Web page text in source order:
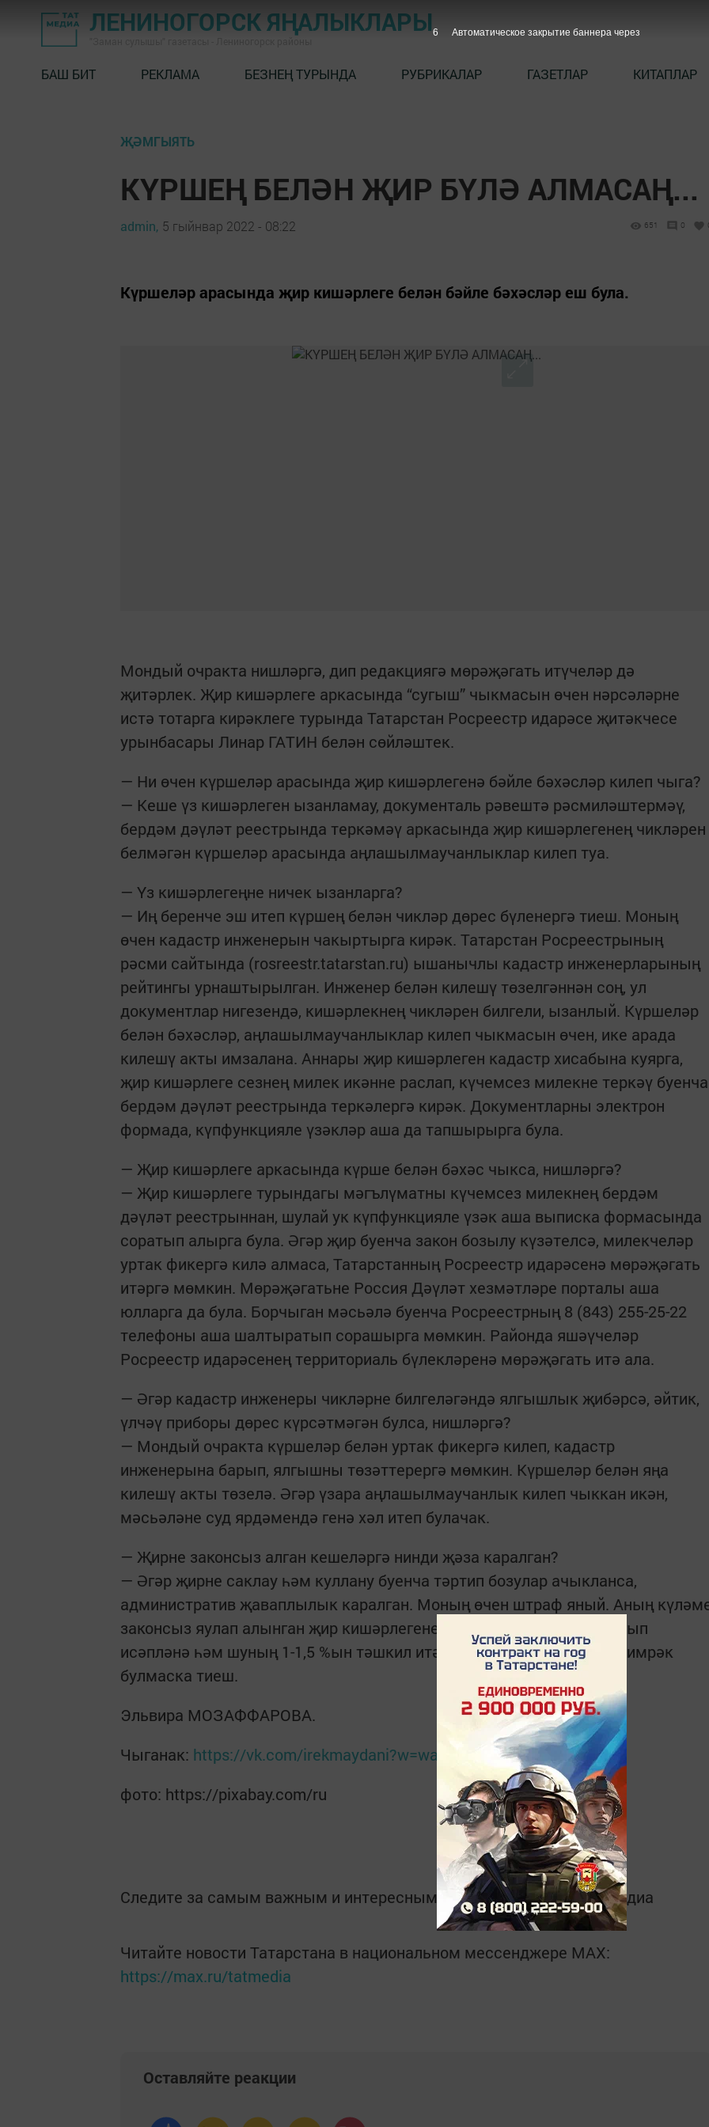
ЛЕНИНОГОРСК ЯҢАЛЫКЛАРЫ
БАШ БИТ РЕКЛАМА БЕЗНЕҢ ТУРЫНДА РУБРИКАЛАР ГАЗЕТЛАР КИТАПЛАР
ҖӘМГЫЯТЬ
КҮРШЕҢ БЕЛӘН ҖИР БҮЛӘ АЛМАСАҢ...
admin, 5 гыйнвар 2022 - 08:22 651 0
Күршеләр арасында җир кишәрлеге белән бәйле бәхәсләр еш була.
Мондый очракта нишләргә, дип редакциягә мөрәҗәгать итүчеләр дә
җитәрлек. Җир кишәрлеге аркасында “сугыш” чыкмасын өчен нәрсәләрне
истә тотарга кирәклеге турында Татарстан Росреестр идарәсе җитәкчесе
урынбасары Линар ГАТИН белән сөйләштек.
— Ни өчен күршеләр арасында җир кишәрлегенә бәйле бәхәсләр килеп чыга?
— Кеше үз кишәрлеген ызанламау, документаль рәвештә рәсмиләштермәү,
бердәм дәүләт реестрында теркәмәү аркасында җир кишәрлегенең чикләрен
белмәгән күршеләр арасында аңлашылмаучанлыклар килеп туа.
— Үз кишәрлегеңне ничек ызанларга?
— Иң беренче эш итеп күршең белән чикләр дөрес бүленергә тиеш. Моның
өчен кадастр инженерын чакыртырга кирәк. Татарстан Росреестрының
рәсми сайтында (rosreestr.tatarstan.ru) ышанычлы кадастр инженерларының
рейтингы урнаштырылган. Инженер белән килешү төзелгәннән соң, ул
документлар нигезендә, кишәрлекнең чикләрен билгели, ызанлый. Күршеләр
белән бәхәсләр, аңлашылмаучанлыклар килеп чыкмасын өчен, ике арада
килешү акты имзалана. Аннары җир кишәрлеген кадастр хисабына куярга,
җир кишәрлеге сезнең милек икәнне раслап, күчемсез милекне теркәү буенча
бердәм дәүләт реестрында теркәлергә кирәк. Документларны электрон
формада, күпфункцияле үзәкләр аша да тапшырырга була.
— Җир кишәрлеге аркасында күрше белән бәхәс чыкса, нишләргә?
— Җир кишәрлеге турындагы мәгълүматны күчемсез милекнең бердәм
дәүләт реестрыннан, шулай ук күпфункцияле үзәк аша выписка формасында
соратып алырга була. Әгәр җир буенча закон бозылу күзәтелсә, милекчеләр
уртак фикергә килә алмаса, Татарстанның Росреестр идарәсенә мөрәҗәгать
итәргә мөмкин. Мөрәҗәгатьне Россия Дәүләт хезмәтләре порталы аша
юлларга да була. Борчыган мәсьәлә буенча Росреестрның 8 (843) 255-25-22
телефоны аша шалтыратып сорашырга мөмкин. Районда яшәүчеләр
Росреестр идарәсенең территориаль бүлекләренә мөрәҗәгать итә ала.
— Әгәр кадастр инженеры чикләрне билгеләгәндә ялгышлык җибәрсә, әйтик,
үлчәү приборы дөрес күрсәтмәгән булса, нишләргә?
— Мондый очракта күршеләр белән уртак фикергә килеп, кадастр
инженерына барып, ялгышны төзәттерергә мөмкин. Күршеләр белән яңа
килешү акты төзелә. Әгәр үзара аңлашылмаучанлык килеп чыккан икән,
мәсьәләне суд ярдәмендә генә хәл итеп булачак.
— Җирне законсыз алган кешеләргә нинди җәза каралган?
— Әгәр җирне саклау һәм куллану буенча тәртип бозулар ачыкланса,
административ җаваплылык каралган. Моның өчен штраф яный. Аның
законсыз яулап алынган җир кишәрлегенең кадастр бәясеннән чыгып
исәпләнә һәм шуның 1-1,5 %ын тәшкил итә. Бу сумма 5 меңнән дә кимрәк
булмаска тиеш.
Эльвира МОЗАФФАРОВА.
Чыганак: https://vk.com/irekmaydani?w=wall-59550939_10107%2Fall
фото: https://pixabay.com/ru
Следите за самым важным и интересным в Telegram-каналеТатмедиа
Читайте новости Татарстана в национальном мессенджере MАХ:
https://max.ru/tatmedia
Оставляйте реакции
5 Автоматическое закрытие баннера через